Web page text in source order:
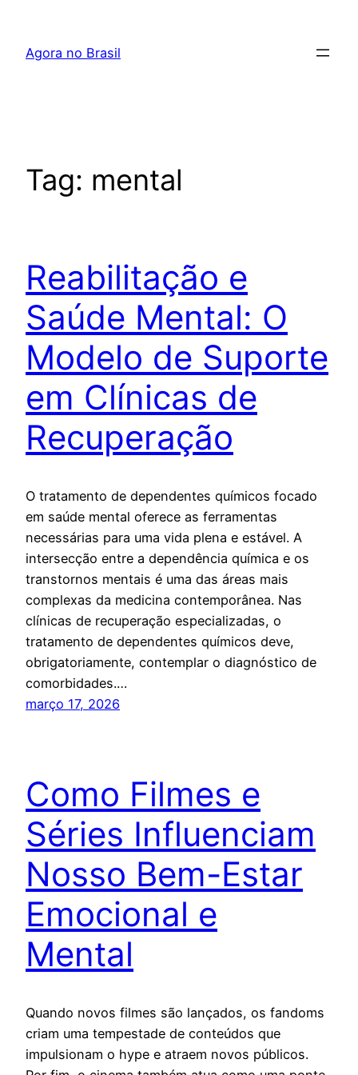
Agora no Brasil
Tag: mental
Reabilitação e
Saúde Mental: O
Modelo de Suporte
em Clínicas de
Recuperação
O tratamento de dependentes químicos focado
em saúde mental oferece as ferramentas
necessárias para uma vida plena e estável. A
intersecção entre a dependência química e os
transtornos mentais é uma das áreas mais
complexas da medicina contemporânea. Nas
clínicas de recuperação especializadas, o
tratamento de dependentes químicos deve,
obrigatoriamente, contemplar o diagnóstico de
comorbidades.…
março 17, 2026
Como Filmes e
Séries Influenciam
Nosso Bem-Estar
Emocional e
Mental
Quando novos filmes são lançados, os fandoms
criam uma tempestade de conteúdos que
impulsionam o hype e atraem novos públicos.